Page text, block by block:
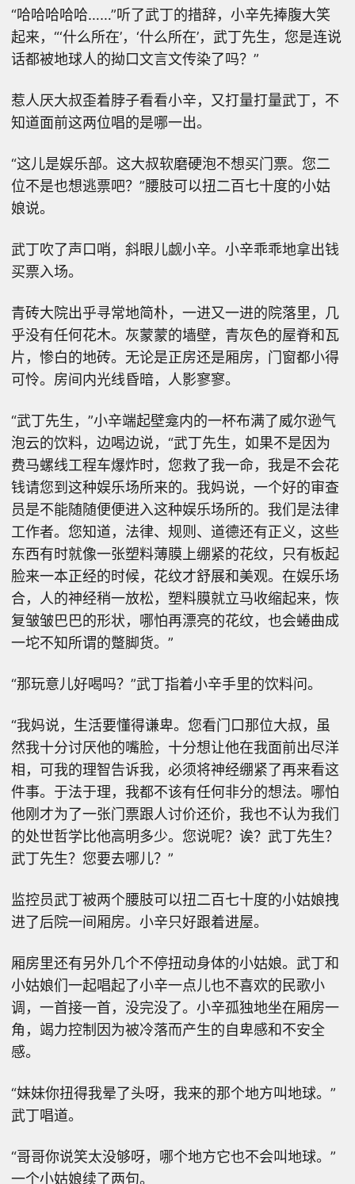
“哈哈哈哈哈……”听了武丁的措辞，小辛先捧腹大笑
起来，“‘什么所在’，‘什么所在’，武丁先生，您是连说
话都被地球人的拗口文言文传染了吗？”
惹人厌大叔歪着脖子看看小辛，又打量打量武丁，不
知道面前这两位唱的是哪一出。
“这儿是娱乐部。这大叔软磨硬泡不想买门票。您二
位不是也想逃票吧？”腰肢可以扭二百七十度的小姑
娘说。
武丁吹了声口哨，斜眼儿觑小辛。小辛乖乖地拿出钱
买票入场。
青砖大院出乎寻常地简朴，一进又一进的院落里，几
乎没有任何花木。灰蒙蒙的墙壁，青灰色的屋脊和瓦
片，惨白的地砖。无论是正房还是厢房，门窗都小得
可怜。房间内光线昏暗，人影寥寥。
“武丁先生，”小辛端起壁龛内的一杯布满了威尔逊气
泡云的饮料，边喝边说，“武丁先生，如果不是因为
费马螺线工程车爆炸时，您救了我一命，我是不会花
钱请您到这种娱乐场所来的。我妈说，一个好的审查
员是不能随随便便进入这种娱乐场所的。我们是法律
工作者。您知道，法律、规则、道德还有正义，这些
东西有时就像一张塑料薄膜上绷紧的花纹，只有板起
脸来一本正经的时候，花纹才舒展和美观。在娱乐场
合，人的神经稍一放松，塑料膜就立马收缩起来，恢
复皱皱巴巴的形状，哪怕再漂亮的花纹，也会蜷曲成
一坨不知所谓的蹩脚货。”
“那玩意儿好喝吗？”武丁指着小辛手里的饮料问。
“我妈说，生活要懂得谦卑。您看门口那位大叔，虽
然我十分讨厌他的嘴脸，十分想让他在我面前出尽洋
相，可我的理智告诉我，必须将神经绷紧了再来看这
件事。于法于理，我都不该有任何非分的想法。哪怕
他刚才为了一张门票跟人讨价还价，我也不认为我们
的处世哲学比他高明多少。您说呢？诶？武丁先生？
武丁先生？您要去哪儿？”
监控员武丁被两个腰肢可以扭二百七十度的小姑娘拽
进了后院一间厢房。小辛只好跟着进屋。
厢房里还有另外几个不停扭动身体的小姑娘。武丁和
小姑娘们一起唱起了小辛一点儿也不喜欢的民歌小
调，一首接一首，没完没了。小辛孤独地坐在厢房一
角，竭力控制因为被冷落而产生的自卑感和不安全
感。
“妹妹你扭得我晕了头呀，我来的那个地方叫地球。”
武丁唱道。
“哥哥你说笑太没够呀，哪个地方它也不会叫地球。”
一个小姑娘续了两句。